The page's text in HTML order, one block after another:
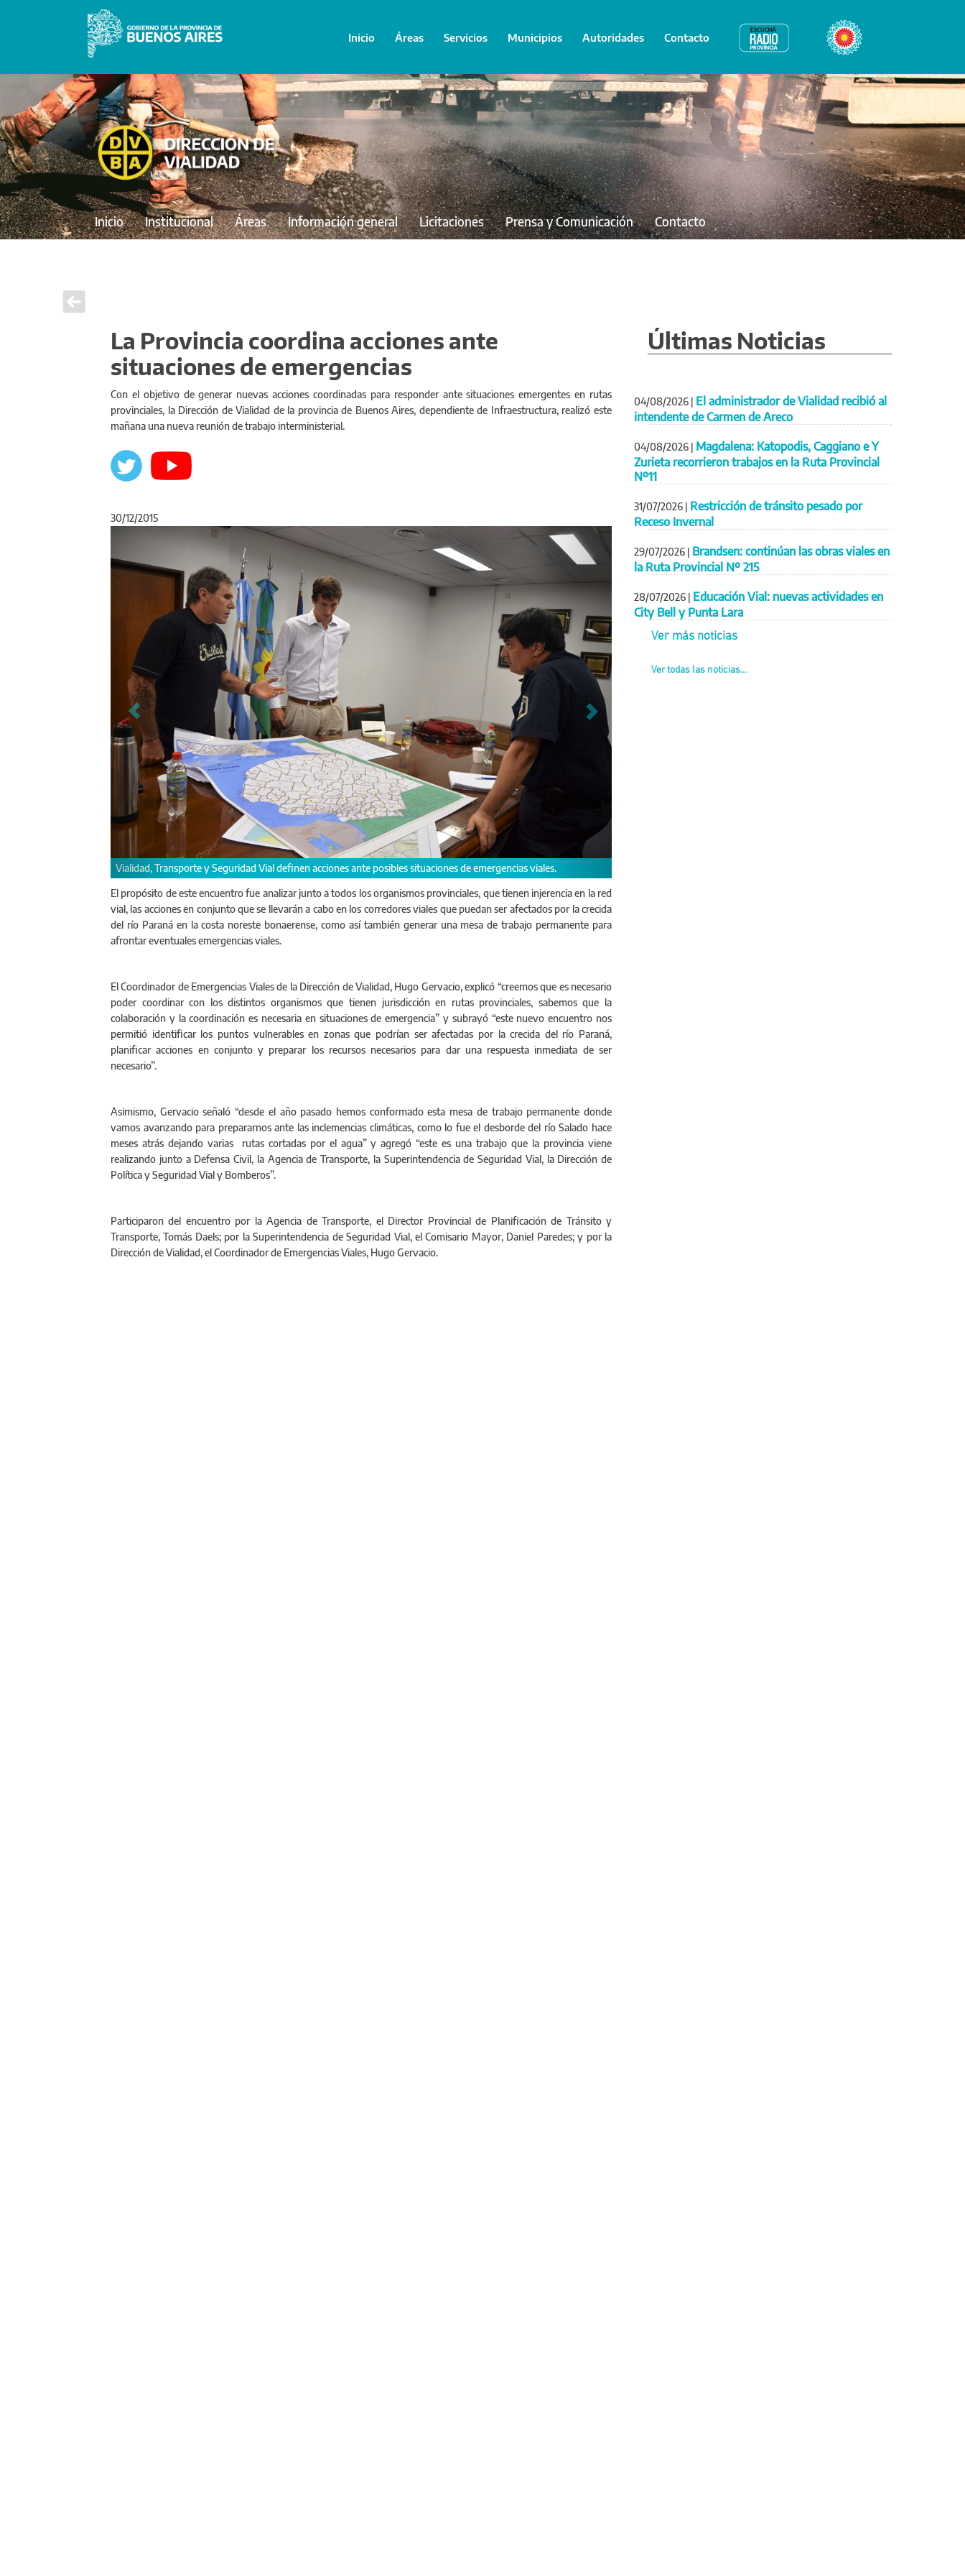
Inicio Áreas Servicios Municipios Autoridades Contacto Radio Provincia Bicentenario
Inicio Institucional Áreas Información general Licitaciones Prensa y Comunicación Contacto
La Provincia coordina acciones ante
situaciones de emergencias
Con el objetivo de generar nuevas acciones coordinadas para responder ante situaciones emergentes en rutas
provinciales, la Dirección de Vialidad de la provincia de Buenos Aires, dependiente de Infraestructura, realizó este
mañana una nueva reunión de trabajo interministerial.
30/12/2015
Vialidad, Transporte y Seguridad Vial definen acciones ante posibles situaciones de emergencias viales. Reunión de la mesa de trabajo interministerial.
Anterior Siguiente
El propósito de este encuentro fue analizar junto a todos los organismos provinciales, que tienen injerencia en la red
vial, las acciones en conjunto que se llevarán a cabo en los corredores viales que puedan ser afectados por la crecida
del río Paraná en la costa noreste bonaerense, como así también generar una mesa de trabajo permanente para
afrontar eventuales emergencias viales.
El Coordinador de Emergencias Viales de la Dirección de Vialidad, Hugo Gervacio, explicó “creemos que es necesario
poder coordinar con los distintos organismos que tienen jurisdicción en rutas provinciales, sabemos que la
colaboración y la coordinación es necesaria en situaciones de emergencia” y subrayó “este nuevo encuentro nos
permitió identificar los puntos vulnerables en zonas que podrían ser afectadas por la crecida del río Paraná,
planificar acciones en conjunto y preparar los recursos necesarios para dar una respuesta inmediata de ser
necesario”.
Asimismo, Gervacio señaló “desde el año pasado hemos conformado esta mesa de trabajo permanente donde
vamos avanzando para prepararnos ante las inclemencias climáticas, como lo fue el desborde del río Salado hace
meses atrás dejando varias rutas cortadas por el agua” y agregó “este es una trabajo que la provincia viene
realizando junto a Defensa Civil, la Agencia de Transporte, la Superintendencia de Seguridad Vial, la Dirección de
Política y Seguridad Vial y Bomberos”.
Participaron del encuentro por la Agencia de Transporte, el Director Provincial de Planificación de Tránsito y
Transporte, Tomás Daels; por la Superintendencia de Seguridad Vial, el Comisario Mayor, Daniel Paredes; y por la
Dirección de Vialidad, el Coordinador de Emergencias Viales, Hugo Gervacio.
Últimas Noticias
04/08/2026 | El administrador de Vialidad recibió al
intendente de Carmen de Areco
04/08/2026 | Magdalena: Katopodis, Caggiano e Y
Zurieta recorrieron trabajos en la Ruta Provincial
Nº11
31/07/2026 | Restricción de tránsito pesado por
Receso Invernal
29/07/2026 | Brandsen: continúan las obras viales en
la Ruta Provincial Nº 215
28/07/2026 | Educación Vial: nuevas actividades en
City Bell y Punta Lara
Ver más noticias
Ver todas las noticias...